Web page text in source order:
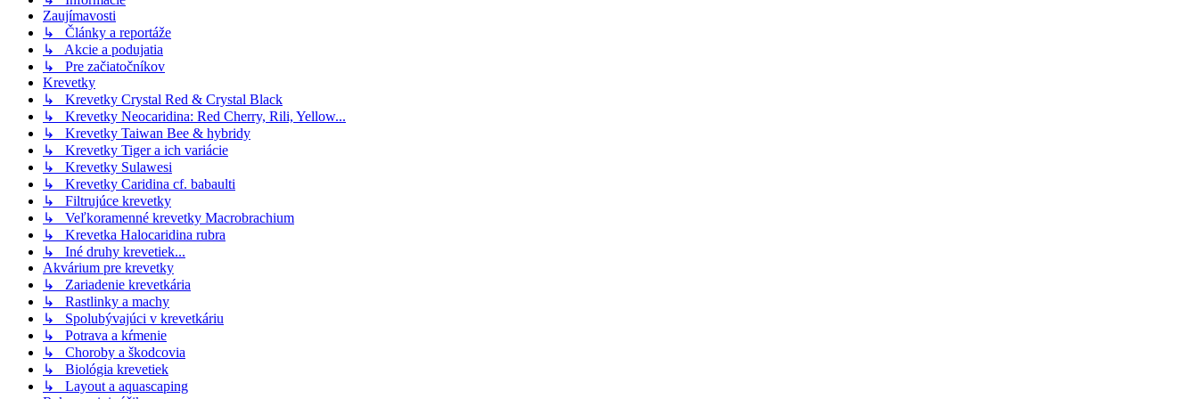
Zaujímavosti
↳ Články a reportáže
↳ Akcie a podujatia
↳ Pre začiatočníkov
Krevetky
↳ Krevetky Crystal Red & Crystal Black
↳ Krevetky Neocaridina: Red Cherry, Rili, Yellow...
↳ Krevetky Taiwan Bee & hybridy
↳ Krevetky Tiger a ich variácie
↳ Krevetky Sulawesi
↳ Krevetky Caridina cf. babaulti
↳ Filtrujúce krevetky
↳ Veľkoramenné krevetky Macrobrachium
↳ Krevetka Halocaridina rubra
↳ Iné druhy krevetiek...
Akvárium pre krevetky
↳ Zariadenie krevetkária
↳ Rastlinky a machy
↳ Spolubývajúci v krevetkáriu
↳ Potrava a kŕmenie
↳ Choroby a škodcovia
↳ Biológia krevetiek
↳ Layout a aquascaping